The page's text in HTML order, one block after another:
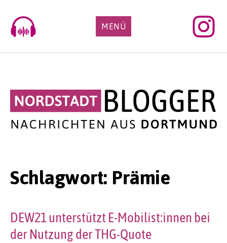
content
MENÜ
Schlagwort: Prämie
DEW21 unterstützt E-Mobilist:innen bei
der Nutzung der THG-Quote